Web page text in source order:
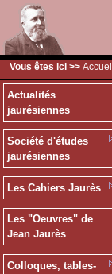
Vous êtes ici >> Accueil
Actualités
jaurésiennes
Société d'études
jaurésiennes
Les Cahiers Jaurès
Les "Oeuvres" de
Jean Jaurès
Colloques, tables-